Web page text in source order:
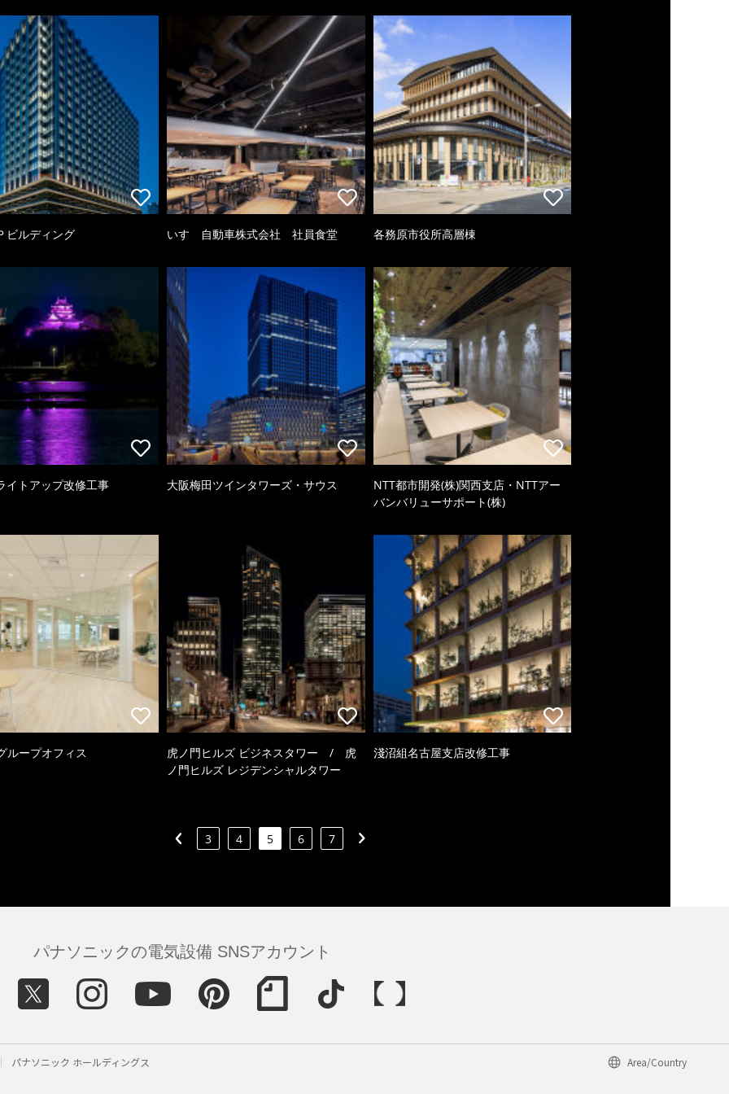
ビルディング いすゞ自動車株式会社 社員食堂 各務原市役所高層棟
イトアップ改修工事 大阪梅田ツインタワーズ・サウス
NTT都市開発(株)関西支店・NTTアー
バンバリューサポート(株)
ループオフィス
虎ノ門ヒルズ ビジネスタワー / 虎
ノ門ヒルズ レジデンシャルタワー
淺沼組名古屋支店改修工事
3 4 5 6 7
パナソニックの電気設備 SNSアカウント
パナソニック ホールディングス Area/Country